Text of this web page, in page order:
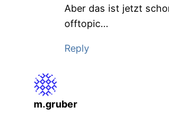
Aber das ist jetzt
offtopic…
Reply
m.gruber